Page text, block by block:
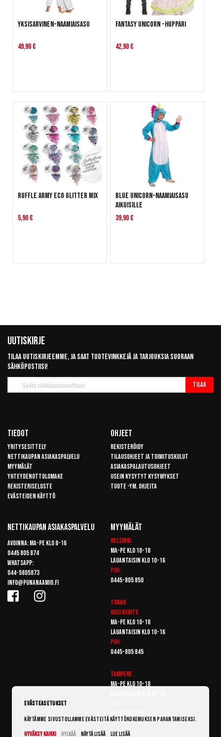
Yksisarvinen-naamiaisasu
49,90 €
Fantasy Unicorn -huppari
42,90 €
Ruffle Army Eco Glitter Mix
5,90 €
Blue unicorn-naamiaisasu
aikuisille
39,90 €
Uutiskirje
Tilaa uutiskirjeemme, ja saat tuotevinkkejä ja tarjouksia suoraan
sähköpostiisi!
uutiskirje
Tilaa
Tiedot
Yritysesittely
Nettikaupan asiakaspalvelu
Myymälät
Yhteydenottolomake
Rekisteriseloste
Evästeiden käyttö
Ohjeet
Rekisteröidy
Tilausohjeet ja toimituskulut
Asiakaspalautusohjeet
Usein kysytyt kysymykset
Tuote -ym. ohjeita
Nettikaupan Asiakaspalvelu
Avoinna: Ma-pe klo 8-16
0445 805 874
Whatsapp:
044-5805873
info@punanaamio.fi
Myymälät
Helsinki
Ma-pe klo 10-18
Lauantaisin klo 10-16
Puh:
0445-805 850
Turku
Uusi osoite
Ma-pe klo 10-18
Lauantaisin klo 10-16
Puh:
0445-805 845
Tampere
Ma-pe klo 10-18
Evästeasetukset
Käytämme sivustollamme evästeitä käyttökokemuksen parantamiseksi.
Hyväksy kaikki
Hylkää Näytä lisää Lue lisää